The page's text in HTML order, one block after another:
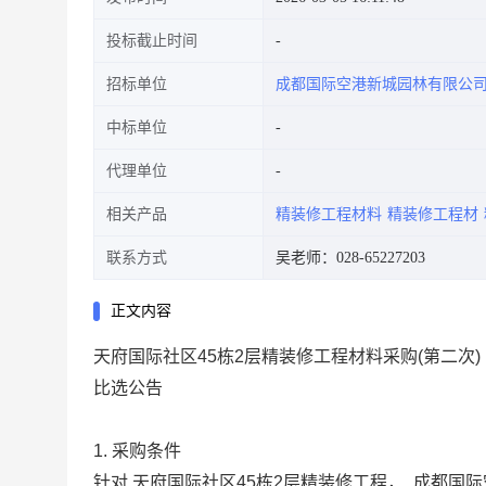
投标截止时间
招标单位 成都国际空港新城园林有限公
中标单位
代理单位
相关产品 精装修工程材料 精装修工程材
联系方式 吴老师：028-65227203
正文内容
天府国际社区45栋2层精装修工程材料采购(第二次)
比选公告
1. 采购条件
针对 天府国际社区45栋2层精装修工程， 成都国